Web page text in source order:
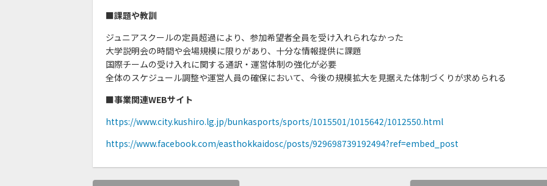
■課題や教訓
ジュニアスクールの定員超過により、参加希望者全員を受け入れられなかった
大学説明会の時間や会場規模に限りがあり、十分な情報提供に課題
国際チームの受け入れに関する通訳・運営体制の強化が必要
全体のスケジュール調整や運営人員の確保において、今後の規模拡大を見据えた体制づくりが求められる
■事業関連WEBサイト
https://www.city.kushiro.lg.jp/bunkasports/sports/1015501/1015642/1012550.html
https://www.facebook.com/easthokkaidosc/posts/929698739192494?ref=embed_post